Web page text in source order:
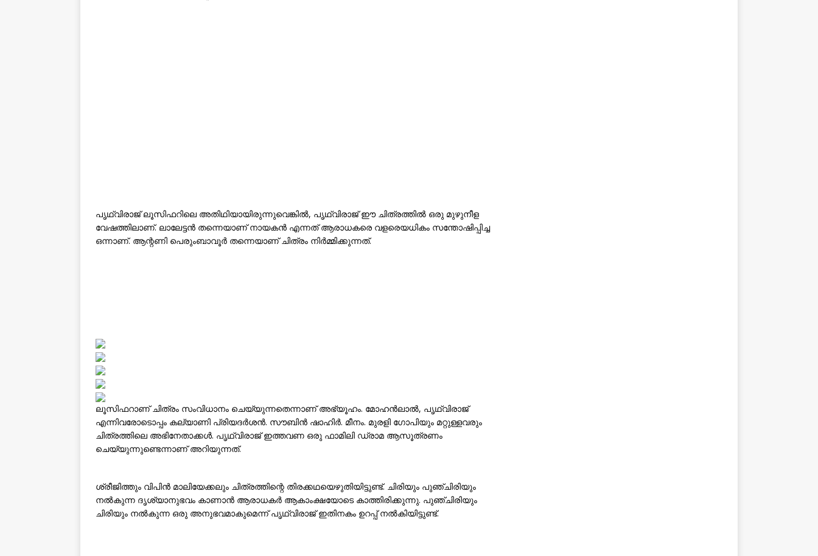
പൃഥ്വിരാജ് ലൂസിഫറിലെ അതിഥിയായിരുന്നുവെങ്കിൽ, പൃഥ്വിരാജ് ഈ ചിത്രത്തിൽ ഒരു മുഴുനീള
വേഷത്തിലാണ്. ലാലേട്ടൻ തന്നെയാണ് നായകൻ എന്നത് ആരാധകരെ വളരെയധികം സന്തോഷിപ്പിച്ച
ഒന്നാണ്. ആന്റണി പെരുംബാവൂർ തന്നെയാണ് ചിത്രം നിർമ്മിക്കുന്നത്.
ലൂസിഫറാണ് ചിത്രം സംവിധാനം ചെയ്യുന്നതെന്നാണ് അഭ്യൂഹം. മോഹൻലാൽ, പൃഥ്വിരാജ്
എന്നിവരോടൊപ്പം കല്യാണി പ്രിയദർശൻ. സൗബിൻ ഷാഹിർ. മീനം. മുരളി ഗോപിയും മറ്റുള്ളവരും
ചിത്രത്തിലെ അഭിനേതാക്കൾ. പൃഥ്വിരാജ് ഇത്തവണ ഒരു ഫാമിലി ഡ്രാമ ആസൂത്രണം
ചെയ്യുന്നുണ്ടെന്നാണ് അറിയുന്നത്.
ശ്രീജിത്തും വിപിൻ മാലിയേക്കലും ചിത്രത്തിന്റെ തിരക്കഥയെഴുതിയിട്ടുണ്ട്. ചിരിയും പുഞ്ചിരിയും
നൽകുന്ന ദൃശ്യാനുഭവം കാണാൻ ആരാധകർ ആകാംക്ഷയോടെ കാത്തിരിക്കുന്നു. പുഞ്ചിരിയും
ചിരിയും നൽകുന്ന ഒരു അനുഭവമാകുമെന്ന് പൃഥ്വിരാജ് ഇതിനകം ഉറപ്പ് നൽകിയിട്ടുണ്ട്.